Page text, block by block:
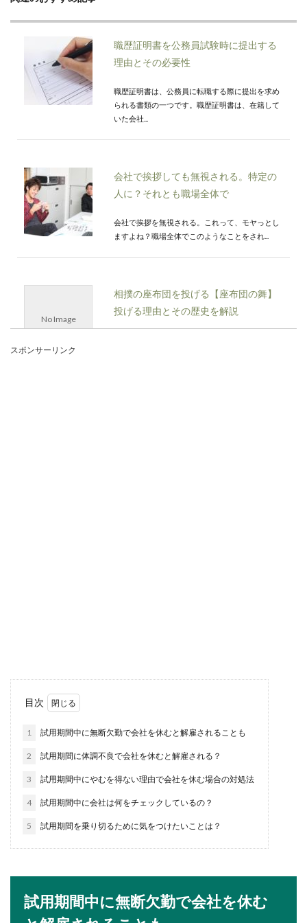
職歴証明書を公務員試験時に提出する
理由とその必要性
職歴証明書は、公務員に転職する際に提出を求め
られる書類の一つです。職歴証明書は、在籍して
いた会社...
会社で挨拶しても無視される。特定の
人に？それとも職場全体で
会社で挨拶を無視される。これって、モヤっとし
ますよね？職場全体でこのようなことをされ...
No Image
相撲の座布団を投げる【座布団の舞】
投げる理由とその歴史を解説
コンビニで品出しのプロになる！作業
コンビニでの品出しをスムーズに行うコツはいく
つかあります。店舗やそのお店の立地条件によ
り、売...
台風で会社から帰れない時の対策は？
態はよく起きるものです。鉄道などは安全のため
スポンサーリンク
目次
1 試用期間中に無断欠勤で会社を休むと解雇されることも
2 試用期間に体調不良で会社を休むと解雇される？
3 試用期間中にやむを得ない理由で会社を休む場合の対処法
4 試用期間中に会社は何をチェックしているの？
5 試用期間を乗り切るために気をつけたいことは？
試用期間中に無断欠勤で会社を休む